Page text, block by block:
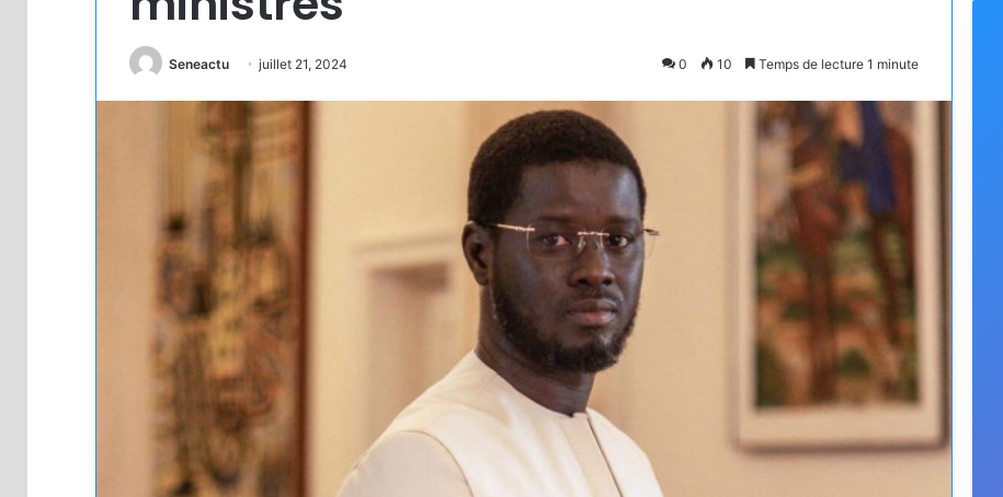
Seneactu juillet 21, 2024 0 10 Temps de lecture 1 minute